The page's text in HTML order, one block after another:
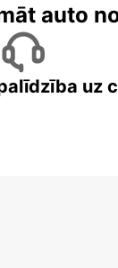
auto
uz